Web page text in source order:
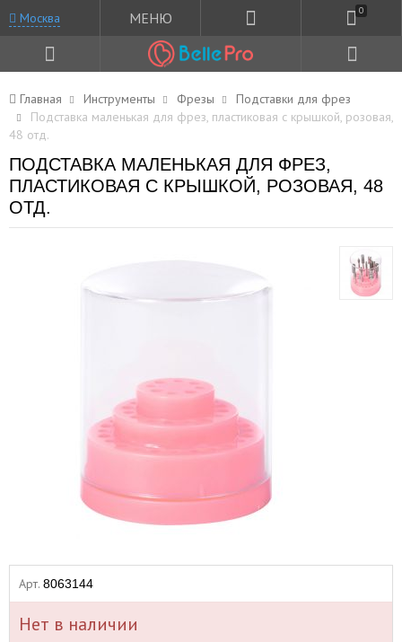
Москва МЕНЮ 0
Главная Инструменты Фрезы
Подставки для фрез
Подставка маленькая для фрез, пластиковая с крышкой, розовая,
48 отд.
ПОДСТАВКА МАЛЕНЬКАЯ ДЛЯ ФРЕЗ,
ПЛАСТИКОВАЯ С КРЫШКОЙ, РОЗОВАЯ, 48
ОТД.
Арт. 8063144
Нет в наличии